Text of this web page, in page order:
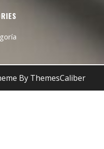
By ThemesCaliber